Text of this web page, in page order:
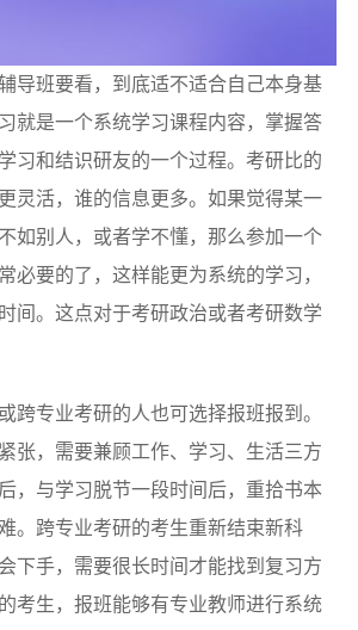
导班要看，到底适不适合自己本身基
就是一个系统学习课程内容，掌握答
习和结识研友的一个过程。考研比的
灵活，谁的信息更多。如果觉得某一
如别人，或者学不懂，那么参加一个
必要的了，这样能更为系统的学习，
间。这点对于考研政治或者考研数学
跨专业考研的人也可选择报班报到。
张，需要兼顾工作、学习、生活三方
，与学习脱节一段时间后，重拾书本
。跨专业考研的考生重新结束新科
下手，需要很长时间才能找到复习方
考生，报班能够有专业教师进行系统